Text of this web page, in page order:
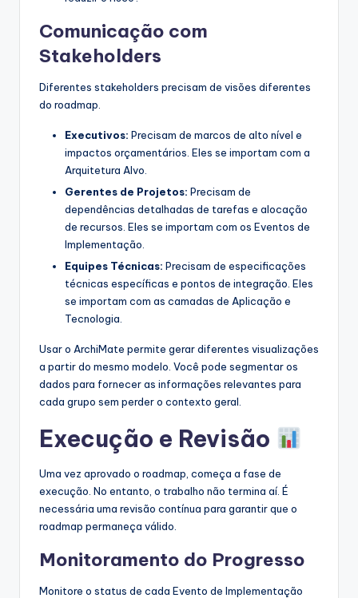
Comunicação com
Stakeholders
Diferentes stakeholders precisam de visões diferentes
do roadmap.
Executivos: Precisam de marcos de alto nível e
impactos orçamentários. Eles se importam com a
Arquitetura Alvo.
Gerentes de Projetos: Precisam de
dependências detalhadas de tarefas e alocação
de recursos. Eles se importam com os Eventos de
Implementação.
Equipes Técnicas: Precisam de especificações
técnicas específicas e pontos de integração. Eles
se importam com as camadas de Aplicação e
Tecnologia.
Usar o ArchiMate permite gerar diferentes visualizações
a partir do mesmo modelo. Você pode segmentar os
dados para fornecer as informações relevantes para
cada grupo sem perder o contexto geral.
Execução e Revisão
Uma vez aprovado o roadmap, começa a fase de
execução. No entanto, o trabalho não termina aí. É
necessária uma revisão contínua para garantir que o
roadmap permaneça válido.
Monitoramento do Progresso
Monitore o status de cada Evento de Implementação